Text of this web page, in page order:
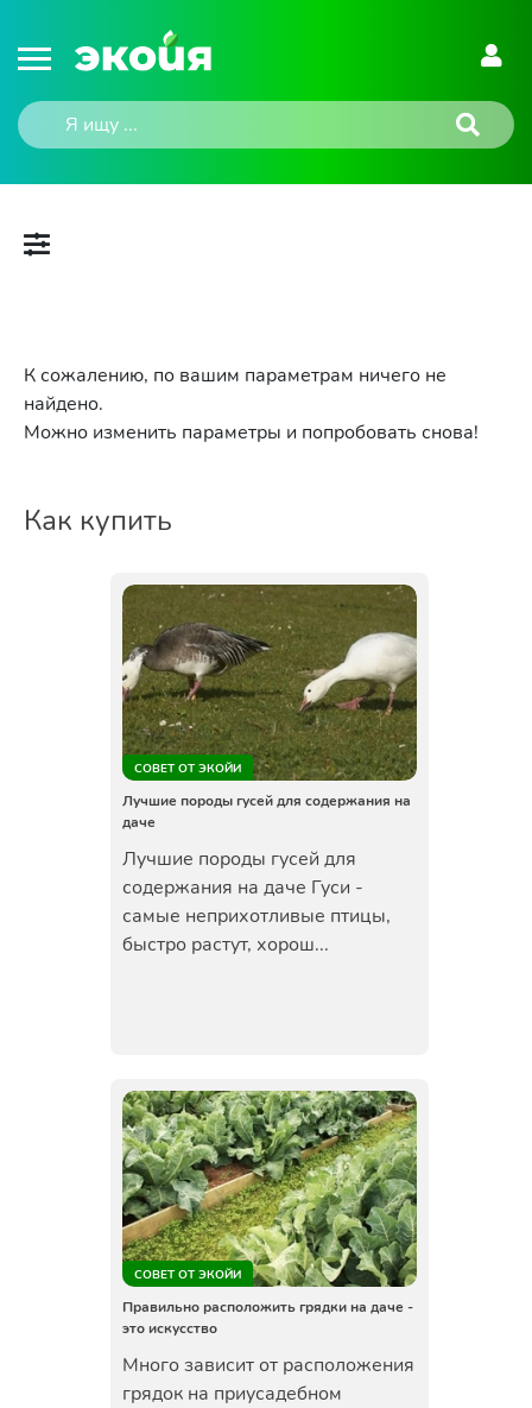
К сожалению, по вашим параметрам ничего не
найдено.
Можно изменить параметры и попробовать снова!
Как купить
СОВЕТ ОТ ЭКОЙИ
Лучшие породы гусей для содержания на
даче
Лучшие породы гусей для
содержания на даче Гуси -
самые неприхотливые птицы,
быстро растут, хорош...
СОВЕТ ОТ ЭКОЙИ
Правильно расположить грядки на даче -
это искусство
Много зависит от расположения
грядок на приусадебном